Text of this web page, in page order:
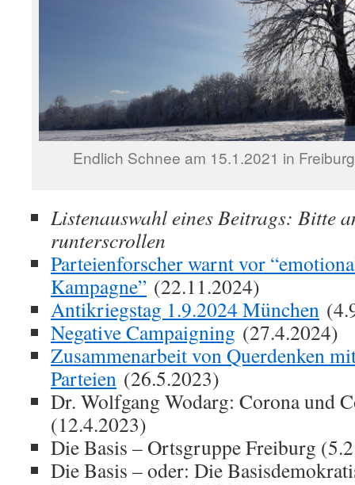
Endlich Schnee am 15.1.2021 in
Listenauswahl eines Beitrags: Bitte
runterscrollen
Parteienforscher warnt vor
Kampagne” (22.11.2024)
Antikriegstag 1.9.2024 München
Negative Campaigning (27.4.2024)
Zusammenarbeit von Querdenken
Parteien (26.5.2023)
Dr. Wolfgang Wodarg: Corona und
(12.4.2023)
Die Basis – Ortsgruppe Freiburg
Die Basis – oder: Die